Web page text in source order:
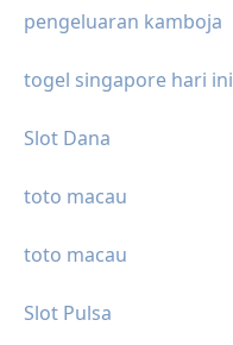
pengeluaran kamboja
togel singapore hari ini
Slot Dana
toto macau
toto macau
Slot Pulsa